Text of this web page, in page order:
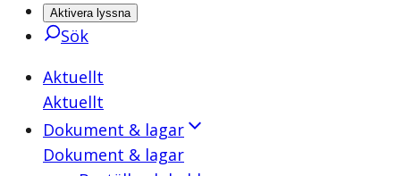
Aktivera lyssna
Sök
Aktuellt
Aktuellt
Dokument & lagar
Dokument & lagar